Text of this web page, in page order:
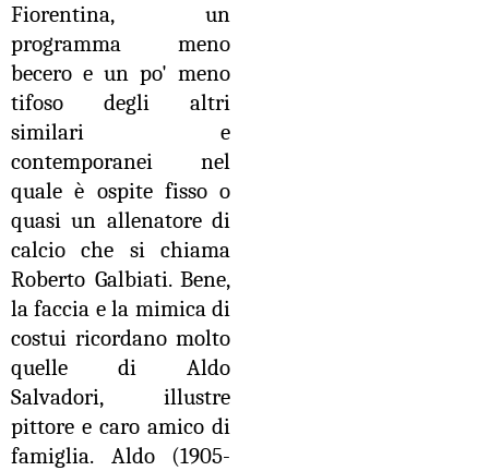
Fiorentina, un
programma meno
becero e un po' meno
tifoso degli altri
similari e
contemporanei nel
quale è ospite fisso o
quasi un allenatore di
calcio che si chiama
Roberto Galbiati. Bene,
la faccia e la mimica di
costui ricordano molto
quelle di Aldo
Salvadori, illustre
pittore e caro amico di
famiglia. Aldo (1905-